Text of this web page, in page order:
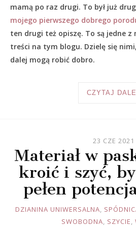
mamą po raz drugi. To był już
mojego pierwszego dobrego
ten drugi też opiszę. To są jedne
treści na tym blogu. Dzielę się
dalej mogą robić dobro.
CZYTAJ
23 CZE 2021
Materiał w
kroić i szyć,
pełen
JOULE
DZIANINA UNIWERSALNA,
SWOBODNA, SZYCIE,